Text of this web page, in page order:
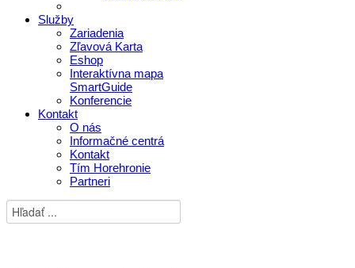
Služby
Zariadenia
Zľavová Karta
Eshop
Interaktívna mapa
SmartGuide
Konferencie
Kontakt
O nás
Informačné centrá
Kontakt
Tím Horehronie
Partneri